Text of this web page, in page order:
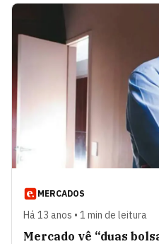
MERCADOS
Há 13 anos • 1 min de leitura
Mercado vê “duas